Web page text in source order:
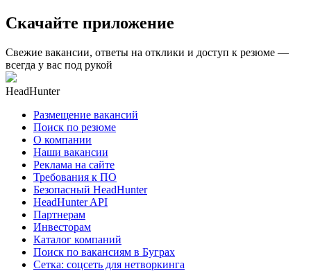
Скачайте приложение
Свежие вакансии, ответы на отклики и доступ к резюме —
всегда у вас под рукой
HeadHunter
Размещение вакансий
Поиск по резюме
О компании
Наши вакансии
Реклама на сайте
Требования к ПО
Безопасный HeadHunter
HeadHunter API
Партнерам
Инвесторам
Каталог компаний
Поиск по вакансиям в Буграх
Сетка: соцсеть для нетворкинга